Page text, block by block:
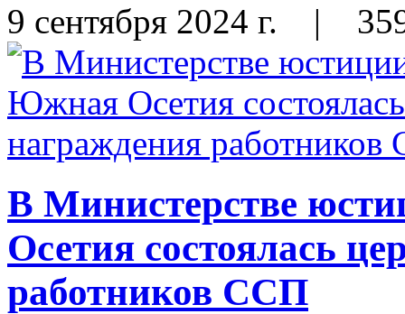
9 сентября 2024 г. |
В Министерстве
Осетия состоялась
работников ССП